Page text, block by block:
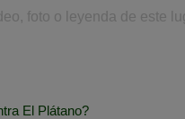
foto o leyenda de este
El Plátano?